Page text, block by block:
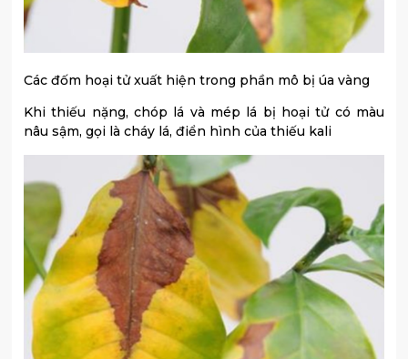
Các đốm hoại tử xuất hiện trong phần mô bị úa vàng
Khi thiếu nặng, chóp lá và mép lá bị hoại tử có màu
nâu sậm, gọi là cháy lá, điển hình của thiếu kali